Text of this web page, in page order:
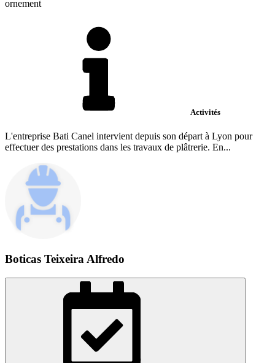
ornement
Activités
L'entreprise Bati Canel intervient depuis son départ à Lyon pour
effectuer des prestations dans les travaux de plâtrerie. En...
Boticas Teixeira Alfredo